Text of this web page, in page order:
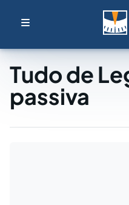
Tudo de
passiva